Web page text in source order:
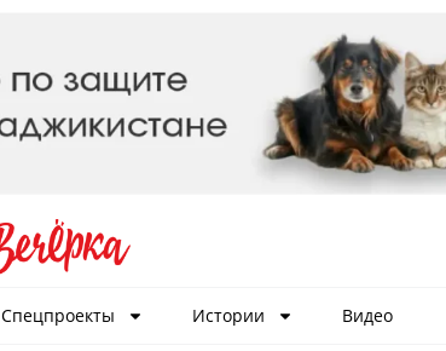
Спецпроекты Истории Видео